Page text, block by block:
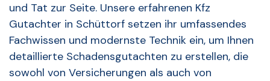
und Tat zur Seite. Unsere erfahrenen Kfz
Gutachter in Schüttorf setzen ihr umfassendes
Fachwissen und modernste Technik ein, um Ihnen
detaillierte Schadensgutachten zu erstellen, die
sowohl von Versicherungen als auch von